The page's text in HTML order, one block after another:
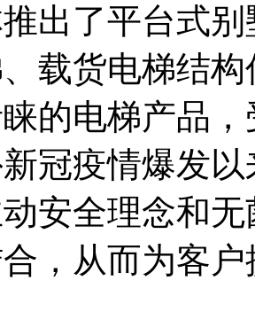
出了平台式
载货电梯结
的电梯产品
冠疫情爆发
安全理念和
，从而为客